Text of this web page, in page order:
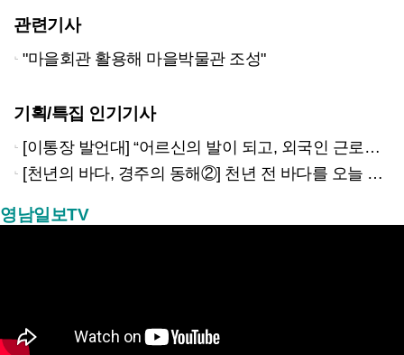
관련기사
"마을회관 활용해 마을박물관 조성"
기획/특집 인기기사
[이통장 발언대] “어르신의 발이 되고, 외국인 근로자의 벗이 되고”…박상철 이장의 ‘사람 농사’
[천년의 바다, 경주의 동해②] 천년 전 바다를 오늘 만나는 방법
영남일보TV